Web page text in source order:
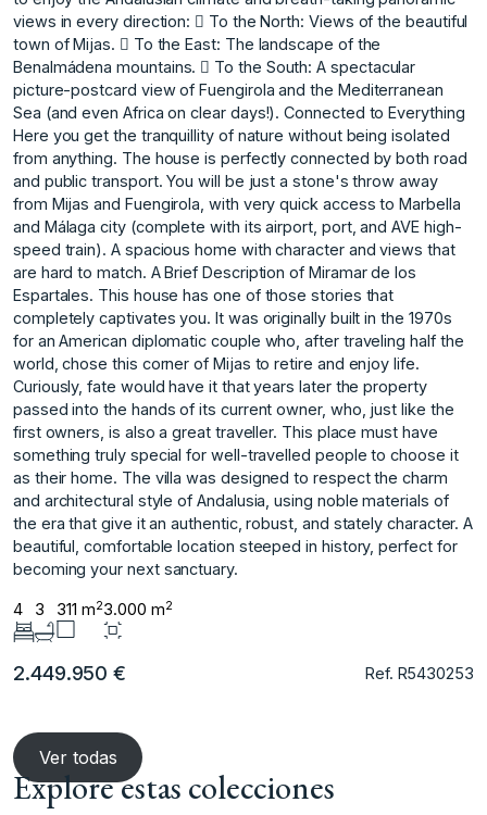
views in every direction:  To the North: Views of the beautiful
town of Mijas.  To the East: The landscape of the
Benalmádena mountains.  To the South: A spectacular
picture-postcard view of Fuengirola and the Mediterranean
Sea (and even Africa on clear days!). Connected to Everything
Here you get the tranquillity of nature without being isolated
from anything. The house is perfectly connected by both road
and public transport. You will be just a stone's throw away
from Mijas and Fuengirola, with very quick access to Marbella
and Málaga city (complete with its airport, port, and AVE high-
speed train). A spacious home with character and views that
are hard to match. A Brief Description of Miramar de los
Espartales. This house has one of those stories that
completely captivates you. It was originally built in the 1970s
for an American diplomatic couple who, after traveling half the
world, chose this corner of Mijas to retire and enjoy life.
Curiously, fate would have it that years later the property
passed into the hands of its current owner, who, just like the
first owners, is also a great traveller. This place must have
something truly special for well-travelled people to choose it
as their home. The villa was designed to respect the charm
and architectural style of ‌Andalusia, ‌using ‌noble ‌materials ‌of
the era ‌that ‌give it an ‌authentic, ‌robust, ‌and ‌stately ‌character. ‌A
beautiful, ‌comfortable location ‌steeped in history, ‌perfect ‌for
‌becoming ‌your ‌next ‌sanctuary.
4 3 311 m23.000 m2
2.449.950 € Ref. R5430253
Ver todas
Explore estas colecciones